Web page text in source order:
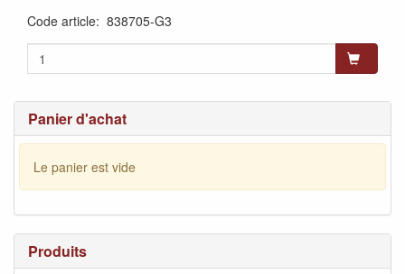
Panier d'achat
Le panier est vide
Produits
Code article: 838705-G3